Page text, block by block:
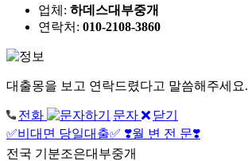
업체: 하데스대부중개
연락처: 010-2108-3860
대출몽을 보고 연락드렸다고 말씀해주세요.
전화 문자
닫기
✅비대면 당일대출✅ ❣️월 변 전 문❣️
전국 기분조은대부중개